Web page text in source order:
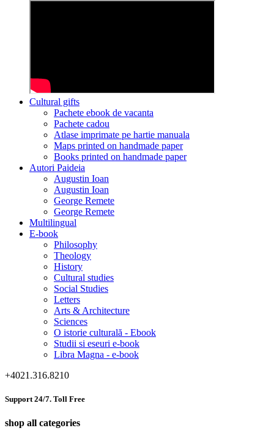
Cultural gifts
Pachete ebook de vacanta
Pachete cadou
Atlase imprimate pe hartie manuala
Maps printed on handmade paper
Books printed on handmade paper
Autori Paideia
Augustin Ioan
Augustin Ioan
George Remete
George Remete
Multilingual
E-book
Philosophy
Theology
History
Cultural studies
Social Studies
Letters
Arts & Architecture
Sciences
O istorie culturală - Ebook
Studii si eseuri e-book
Libra Magna - e-book
+4021.316.8210
Support 24/7. Toll Free
shop all categories